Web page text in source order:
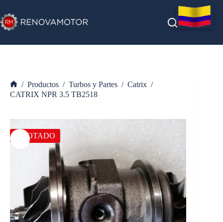
al
contenido
Inicio
/ Productos / Turbos y Partes / Catrix /
CATRIX NPR 3.5 TB2518
AGOTADO